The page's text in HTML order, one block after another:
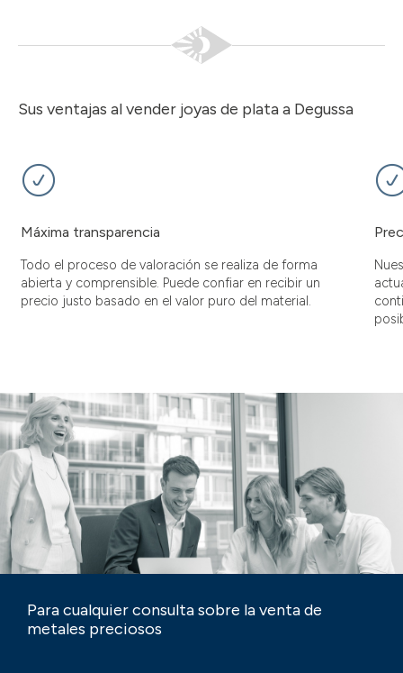
Sus ventajas al vender joyas de plata a Degussa
Máxima transparencia
Todo el proceso de valoración se realiza de forma
abierta y comprensible. Puede confiar en recibir un
precio justo basado en el valor puro del material.
Para cualquier consulta sobre la venta de
metales preciosos